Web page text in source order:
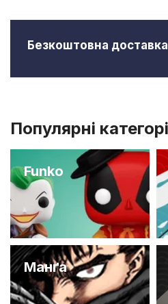
Безкоштовна
Популярні
Funko
Манґа